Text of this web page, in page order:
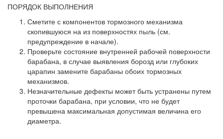
ПОРЯДОК ВЫПОЛНЕНИЯ
Сметите с компонентов тормозного механизма
скопившуюся на из поверхностях пыль (см.
предупреждение в начале).
Проверьте состояние внутренней рабочей поверхности
барабана, в случае выявления борозд или глубоких
царапин замените барабаны обоих тормозных
механизмов.
Незначительные дефекты может быть устранены путем
проточки барабана, при условии, что не будет
превышена максимальная допустимая величина его
диаметра.